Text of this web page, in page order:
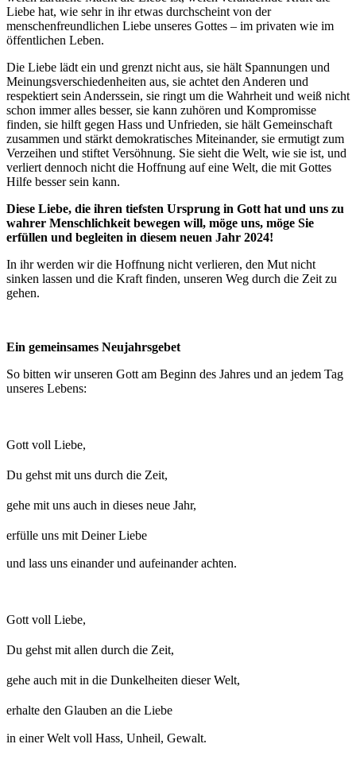
Liebe hat, wie sehr in ihr etwas durchscheint von der
menschenfreundlichen Liebe unseres Gottes – im privaten wie im
öffentlichen Leben.
Die Liebe lädt ein und grenzt nicht aus, sie hält Spannungen und
Meinungsverschiedenheiten aus, sie achtet den Anderen und
respektiert sein Anderssein, sie ringt um die Wahrheit und weiß nicht
schon immer alles besser, sie kann zuhören und Kompromisse
finden, sie hilft gegen Hass und Unfrieden, sie hält Gemeinschaft
zusammen und stärkt demokratisches Miteinander, sie ermutigt zum
Verzeihen und stiftet Versöhnung. Sie sieht die Welt, wie sie ist, und
verliert dennoch nicht die Hoffnung auf eine Welt, die mit Gottes
Hilfe besser sein kann.
Diese Liebe, die ihren tiefsten Ursprung in Gott hat und uns zu
wahrer Menschlichkeit bewegen will, möge uns, möge Sie
erfüllen und begleiten in diesem neuen Jahr 2024!
In ihr werden wir die Hoffnung nicht verlieren, den Mut nicht
sinken lassen und die Kraft finden, unseren Weg durch die Zeit zu
gehen.
Ein gemeinsames Neujahrsgebet
So bitten wir unseren Gott am Beginn des Jahres und an jedem Tag
unseres Lebens:
Gott voll Liebe,
Du gehst mit uns durch die Zeit,
gehe mit uns auch in dieses neue Jahr,
erfülle uns mit Deiner Liebe
und lass uns einander und aufeinander achten.
Gott voll Liebe,
Du gehst mit allen durch die Zeit,
gehe auch mit in die Dunkelheiten dieser Welt,
erhalte den Glauben an die Liebe
in einer Welt voll Hass, Unheil, Gewalt.